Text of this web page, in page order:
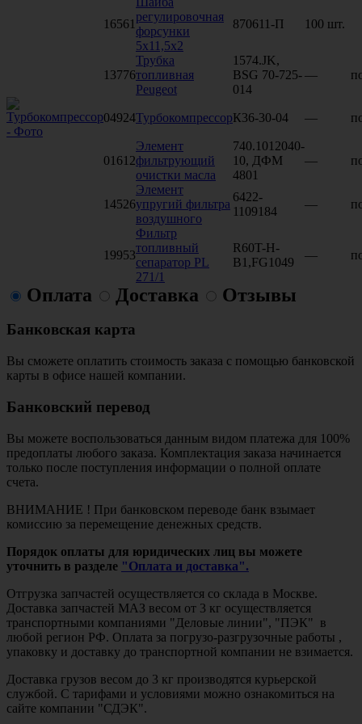
16561
регулировочная
форсунки
5х11,5х2
870611-П 100 шт.
13776
Трубка
топливная
Peugeot
1574.JK,
BSG 70-725-
014
—
04924ТурбокомпрессорК36-30-04 —
01612
Элемент
фильтрующий
очистки масла
740.1012040-
10, ДФМ
4801
—
14526
Элемент
упругий фильтра
воздушного
6422-
1109184
—
19953
Фильтр
топливный
сепаратор PL
271/1
R60T-H-
B1,FG1049
—
Оплата Доставка Отзывы
Банковская карта
Вы сможете оплатить стоимость заказа с помощью банковской
карты в офисе нашей компании.
Банковский перевод
Вы можете воспользоваться данным видом платежа для 100%
предоплаты любого заказа. Комплектация заказа начинается
только после поступления информации о полной оплате
счета.
ВНИМАНИЕ ! При банковском переводе банк взымает
комиссию за перемещение денежных средств.
Порядок оплаты для юридических лиц вы можете
уточнить в разделе "Оплата и доставка".
Отгрузка запчастей осуществляется со склада в Москве.
Доставка запчастей МАЗ весом от 3 кг осуществляется
транспортными компаниями "Деловые линии", "ПЭК" в
любой регион РФ. Оплата за погрузо-разгрузочные работы ,
упаковку и доставку до транспортной компании не взимается.
Доставка грузов весом до 3 кг производятся курьерской
службой. С тарифами и условиями можно ознакомиться на
сайте компании "СДЭК".